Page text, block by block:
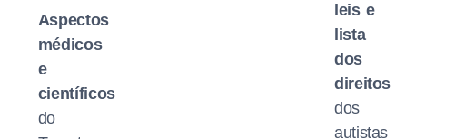
Aspectos
médicos
e
científicos
do
leis e
lista
dos
direitos
dos
autistas